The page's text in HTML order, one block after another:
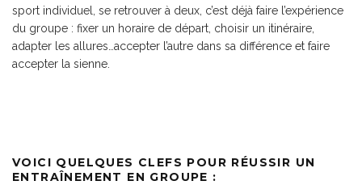
sport individuel, se retrouver à deux, c’est déjà faire l’expérience
du groupe : fixer un horaire de départ, choisir un itinéraire,
adapter les allures…accepter l’autre dans sa différence et faire
accepter la sienne.
VOICI QUELQUES CLEFS POUR RÉUSSIR UN
ENTRAÎNEMENT EN GROUPE :